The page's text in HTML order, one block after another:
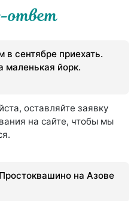
ответ
сентябре приехать.
маленькая йорк.
оставляйте заявку
на сайте, чтобы мы
на Азове